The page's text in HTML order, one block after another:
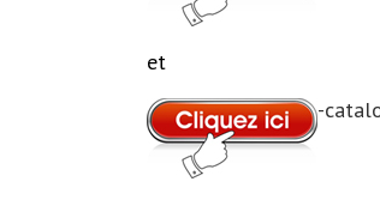
et
-